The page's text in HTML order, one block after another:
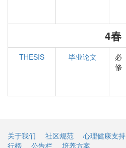
4春
THESIS 毕业论文
必
修
关于我们 社区规范 心理健康支持
行榜
公告栏 培养方案